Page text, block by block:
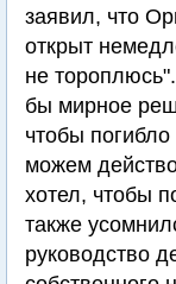
заявил, что
открыт
не
бы мирное
чтобы
можем
хотел, чтобы
также
руководство